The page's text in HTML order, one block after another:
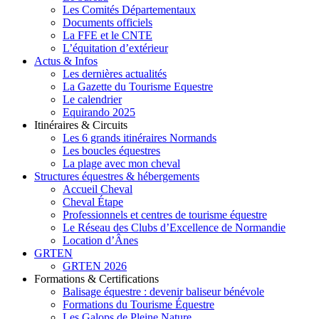
Les Comités Départementaux
Documents officiels
La FFE et le CNTE
L’équitation d’extérieur
Actus & Infos
Les dernières actualités
La Gazette du Tourisme Equestre
Le calendrier
Equirando 2025
Itinéraires & Circuits
Les 6 grands itinéraires Normands
Les boucles équestres
La plage avec mon cheval
Structures équestres & hébergements
Accueil Cheval
Cheval Étape
Professionnels et centres de tourisme équestre
Le Réseau des Clubs d’Excellence de Normandie
Location d’Ânes
GRTEN
GRTEN 2026
Formations & Certifications
Balisage équestre : devenir baliseur bénévole
Formations du Tourisme Équestre